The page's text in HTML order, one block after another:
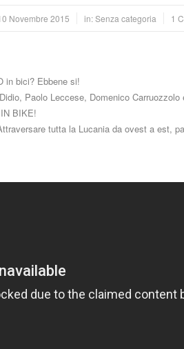
Novembre 2015 in: Senza categoria 1
in bici? Ebbene si!
Paolo Leccese, Domenico
BIKE!
tutta la Lucania da ovest a est,